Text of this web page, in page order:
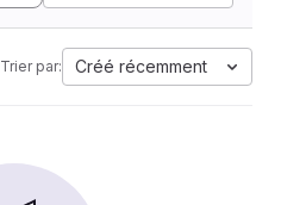
Trier par: Créé récemment